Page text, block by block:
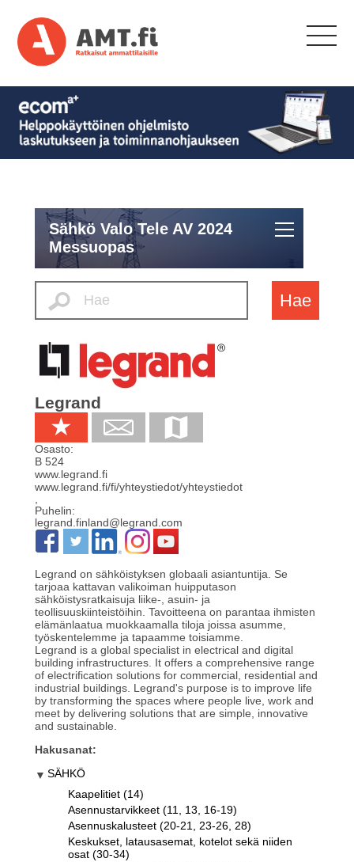
Sähkö Valo Tele AV 2024
Messuopas
Hae
Legrand
Osasto:
B 524
www.legrand.fi
www.legrand.fi/fi/yhteystiedot/yhteystiedot
Puhelin:
legrand.finland@legrand.com
Legrand on sähköistyksen globaali asiantuntija. Se
tarjoaa kattavan valikoiman huipputason
sähköistysratkaisuja liike-, asuin- ja
teollisuuskiinteistöihin. Tavoitteena on parantaa ihmisten
elämänlaatua muokkaamalla tiloja joissa asumme,
työskentelemme ja tapaamme toisiamme.
Legrand is a global specialist in electrical and digital
building infrastructures. It offers a comprehensive range
of electrification solutions for commercial, residential and
industrial buildings. Legrand's purpose is to improve life
by transforming the spaces where people live, work and
meet by delivering solutions that are simple, innovative
and sustainable.
Hakusanat:
SÄHKÖ
Kaapelitiet (14)
Asennustarvikkeet (11, 13, 16-19)
Asennuskalusteet (20-21, 23-26, 28)
Keskukset, latausasemat, kotelot sekä niiden
osat (30-34)